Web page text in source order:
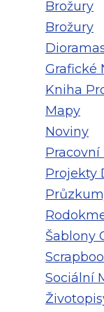
Brožury
Brožury
Grafické
Kniha
Mapy
Noviny
Projekty
Šablony
Sociální